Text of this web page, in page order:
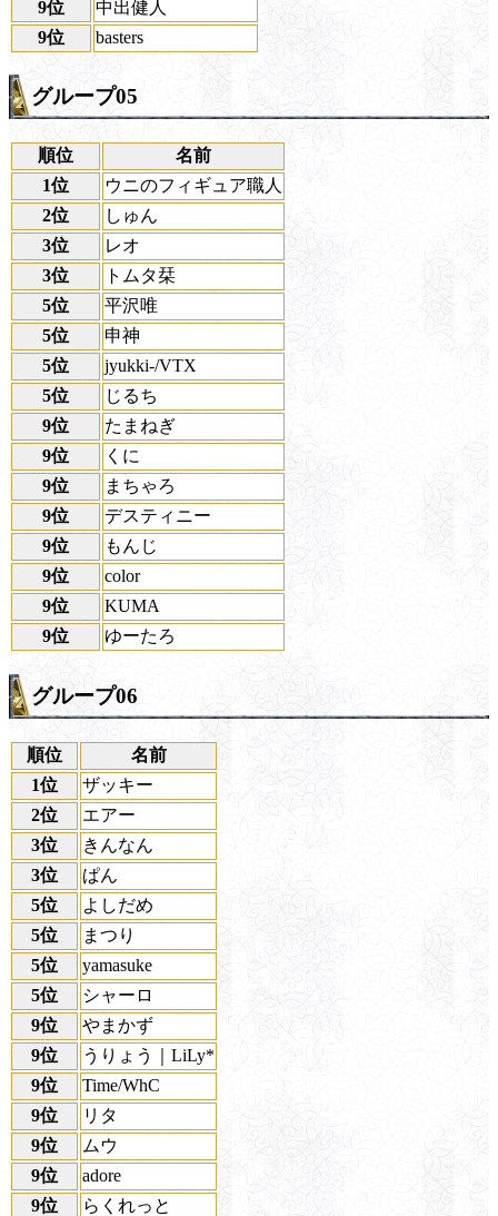
9位
中出健人
9位
basters
グループ05
順位
名前
1位
ウニのフィギュア職人
2位
しゅん
3位
レオ
3位
トムタ栞
5位
平沢唯
5位
申神
5位
jyukki-/VTX
5位
じるち
9位
たまねぎ
9位
くに
9位
まちゃろ
9位
デスティニー
9位
もんじ
9位
color
9位
KUMA
9位
ゆーたろ
グループ06
順位
名前
1位
ザッキー
2位
エアー
3位
きんなん
3位
ぱん
5位
よしだめ
5位
まつり
5位
yamasuke
5位
シャーロ
9位
やまかず
9位
うりょう｜LiLy*
9位
Time/WhC
9位
リタ
9位
ムウ
9位
adore
9位
らくれっと